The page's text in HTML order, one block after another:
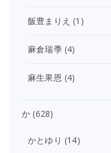
飯豊まりえ (1)
麻倉瑞季(4)
麻生果恩 (4)
か (628)
かとゆり (14)